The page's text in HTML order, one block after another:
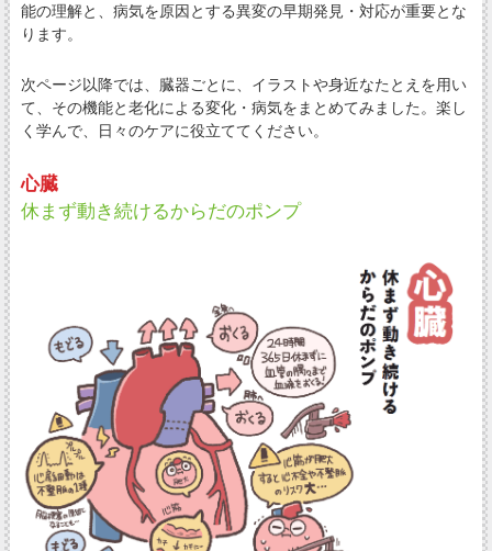
能の理解と、病気を原因とする異変の早期発見・対応が重要とな
ります。
次ページ以降では、臓器ごとに、イラストや身近なたとえを用い
て、その機能と老化による変化・病気をまとめてみました。楽し
く学んで、日々のケアに役立ててください。
心臓
休まず動き続けるからだのポンプ